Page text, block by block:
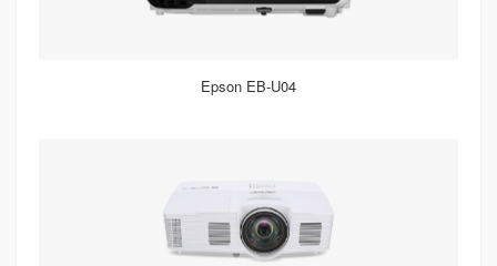
Epson EB-U04